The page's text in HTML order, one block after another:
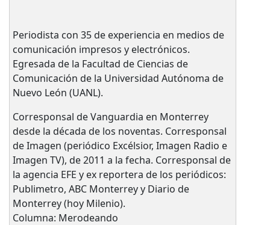
Periodista con 35 de experiencia en medios de
comunicación impresos y electrónicos.
Egresada de la Facultad de Ciencias de
Comunicación de la Universidad Autónoma de
Nuevo León (UANL).
Corresponsal de Vanguardia en Monterrey
desde la década de los noventas. Corresponsal
de Imagen (periódico Excélsior, Imagen Radio e
Imagen TV), de 2011 a la fecha. Corresponsal de
la agencia EFE y ex reportera de los periódicos:
Publimetro, ABC Monterrey y Diario de
Monterrey (hoy Milenio).
Columna: Merodeando